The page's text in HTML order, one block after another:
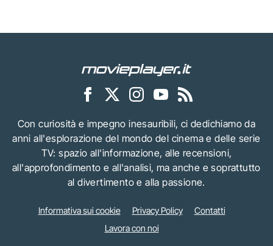
Con curiosità e impegno inesauribili, ci dedichiamo da
anni all'esplorazione del mondo del cinema e delle serie
TV: spazio all'informazione, alle recensioni,
all'approfondimento e all'analisi, ma anche e soprattutto
al divertimento e alla passione.
Informativa sui cookie Privacy Policy
Contatti
Lavora con noi